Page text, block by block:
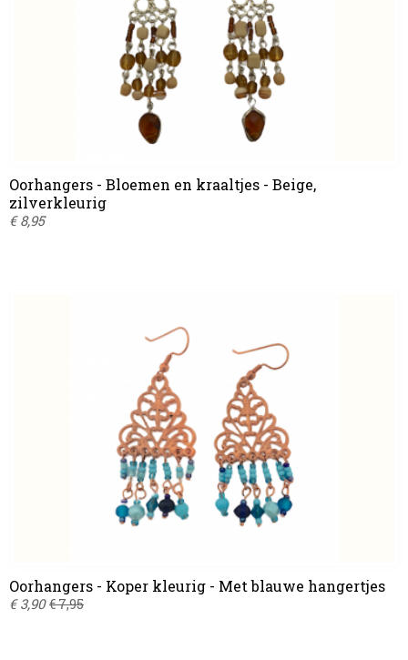
Oorhangers - Bloemen en kraaltjes - Beige,
zilverkleurig
€ 8,95
Oorhangers - Koper kleurig - Met blauwe hangertjes
€ 3,90 € 7,95